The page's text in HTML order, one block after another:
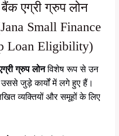
एग्री ग्रुप लोन
Small Finance
Loan Eligibility)
ग्रुप लोनविशेष रूप से उन
जुड़े कार्यों में लगे हुए हैं।
व्यक्तियों और समूहों के लिए